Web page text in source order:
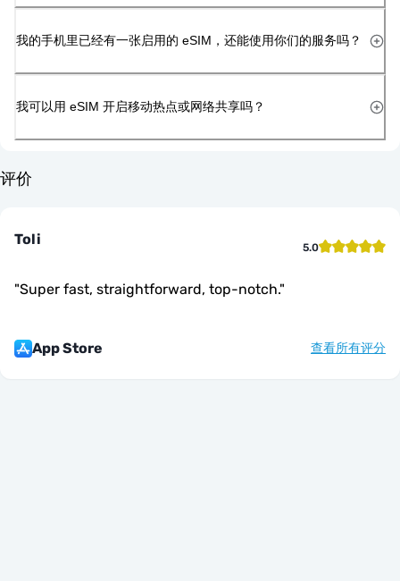
我的手机里已经有一张启用的 eSIM，还能使用你们的服务吗？
我可以用 eSIM 开启移动热点或网络共享吗？
评价
Toli 5.0
"Super fast, straightforward, top-notch."
App Store 查看所有评分